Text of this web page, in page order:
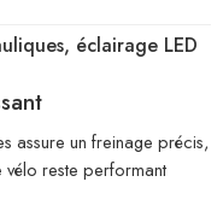
éclairage LED
assure un freinage précis,
vélo reste performant